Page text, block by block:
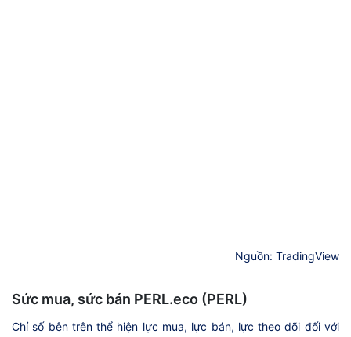
Nguồn: TradingView
Sức mua, sức bán PERL.eco (PERL)
Chỉ số bên trên thể hiện lực mua, lực bán, lực theo dõi đối với